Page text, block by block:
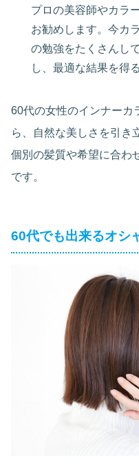
プロの美容師やカラ
お勧めします。今カ
の勉強をたくさんし
し、最適な結果を得
60代の女性のインナーカ
ら、自然な美しさを引き
個別の髪質や希望に合わ
です。
60代でも出来るオシ